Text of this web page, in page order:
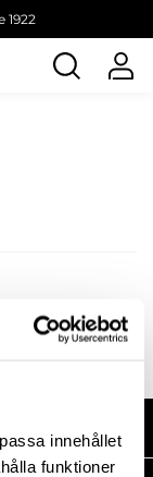
innehållet
funktioner
1922